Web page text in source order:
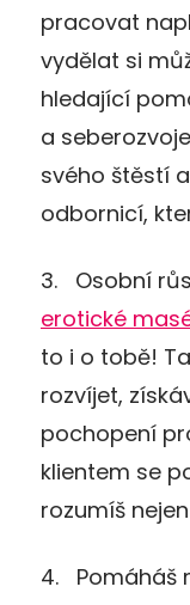
pracovat
vydělat si
hledající
a
svého štěstí
odbornicí,
3. Osobní
erotické
to i o tobě!
rozvíjet,
pochopení
klientem se
rozumíš
4. Pomáháš